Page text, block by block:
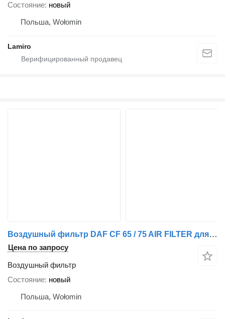
Состояние новый
Польша, Wołomin
Lamiro
Воздушный фильтр DAF CF 65 / 75 AIR FILTER для грузовика DAF CF 65 / 75
Цена по запросу
Воздушный фильтр
Состояние новый
Польша, Wołomin